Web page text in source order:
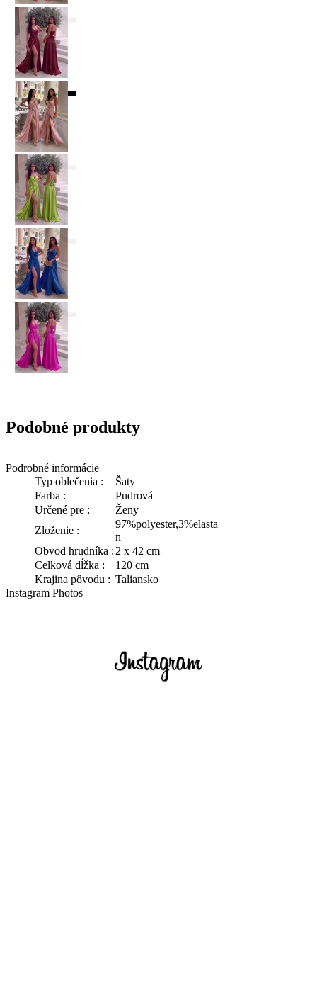
Podrobné informácie
Typ oblečenia :
Šaty
Farba :
Pudrová
Určené pre :
Ženy
Zloženie :
97%polyester,3%elasta
n
Obvod hrudníka :2 x 42 cm
Celková dĺžka :
120 cm
Krajina pôvodu : Taliansko
Instagram Photos
Podobné produkty